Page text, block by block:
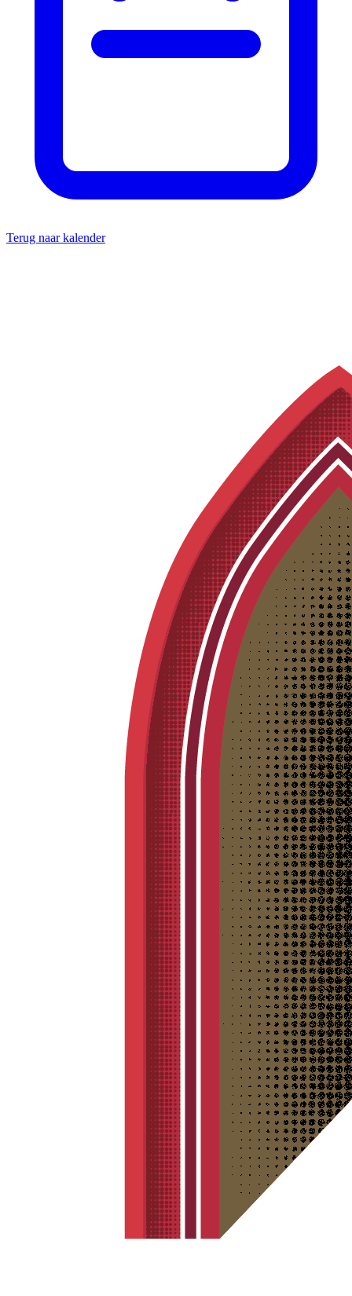
Terug naar kalender